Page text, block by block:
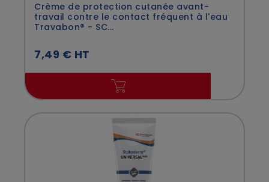
Crème de protection cutanée avant-
travail contre le contact fréquent à l'eau
Travabon® - SC...
7,49 € HT